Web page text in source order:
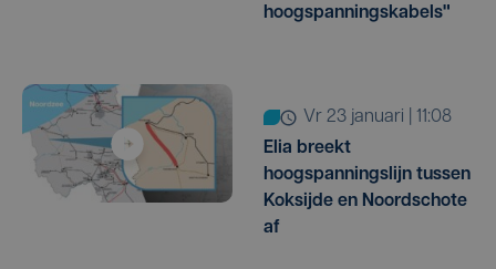
hoogspanningskabels"
vr 23 januari | 11:08
Elia breekt
hoogspanningslijn tussen
Koksijde en Noordschote
af